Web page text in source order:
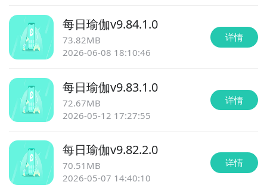
每日瑜伽v9.84.1.0
73.82MB
2026-06-08 18:10:46
详情
每日瑜伽v9.83.1.0
72.67MB
2026-05-12 17:27:55
详情
每日瑜伽v9.82.2.0
70.51MB
2026-05-07 14:40:10
详情